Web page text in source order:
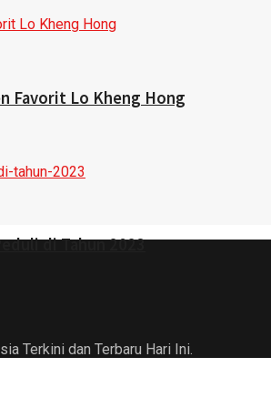
Favorit Lo Kheng Hong
di Tahun 2023
Terkini dan Terbaru Hari Ini.